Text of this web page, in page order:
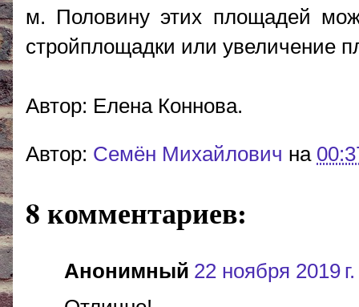
м. Половину этих площадей
стройплощадки или увеличение
Автор: Елена Коннова.
Автор: Cемён Михайлович на
8 комментариев:
Анонимный 22 ноября 2019